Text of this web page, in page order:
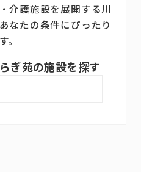
介護施設を展開する川
なたの条件にぴったり
ぎ苑の施設を探す